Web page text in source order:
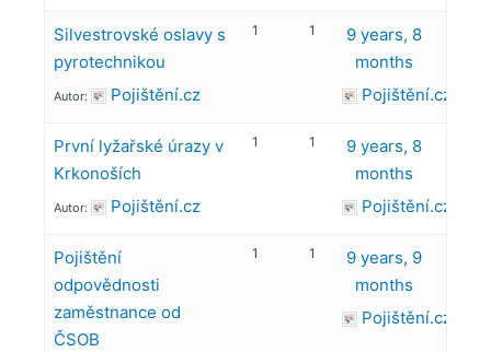
Silvestrovské oslavy s
pyrotechnikou
Autor: Pojištění.cz
1 1
9 years, 8
months
Pojištění.cz
První lyžařské úrazy v
Krkonoších
Autor: Pojištění.cz
1 1
9 years, 8
months
Pojištění.cz
Pojištění
odpovědnosti
zaměstnance od
ČSOB
1 1
9 years, 9
months
Pojištění.cz